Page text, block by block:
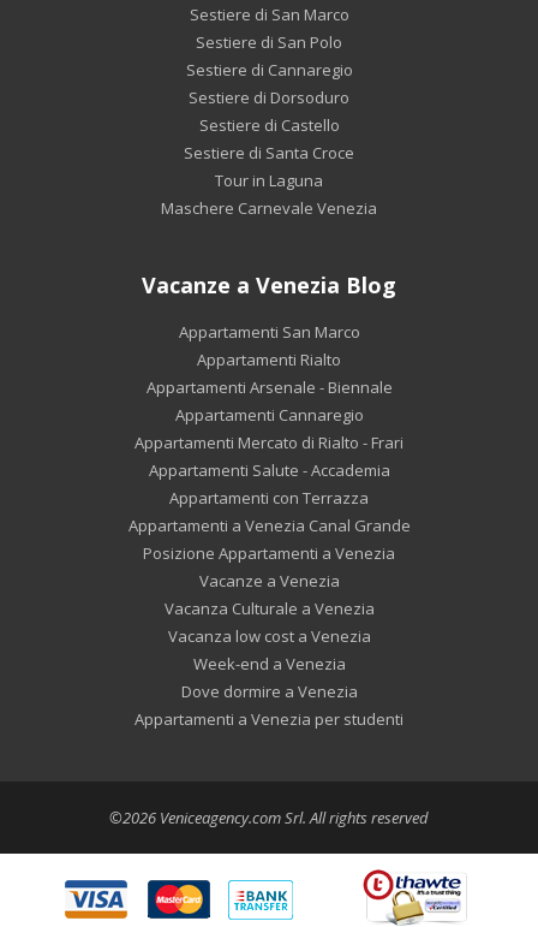
Sestiere di San Marco
Sestiere di San Polo
Sestiere di Cannaregio
Sestiere di Dorsoduro
Sestiere di Castello
Sestiere di Santa Croce
Tour in Laguna
Maschere Carnevale Venezia
Vacanze a Venezia Blog
Appartamenti San Marco
Appartamenti Rialto
Appartamenti Arsenale - Biennale
Appartamenti Cannaregio
Appartamenti Mercato di Rialto - Frari
Appartamenti Salute - Accademia
Appartamenti con Terrazza
Appartamenti a Venezia Canal Grande
Posizione Appartamenti a Venezia
Vacanze a Venezia
Vacanza Culturale a Venezia
Vacanza low cost a Venezia
Week-end a Venezia
Dove dormire a Venezia
Appartamenti a Venezia per studenti
©2026 Veniceagency.com Srl. All rights reserved